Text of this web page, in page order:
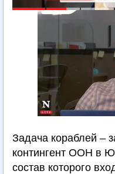
Задача кораблей –
контингент ООН в
состав которого